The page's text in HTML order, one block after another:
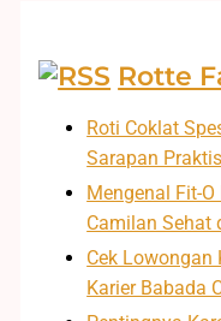
Rotte
Roti Coklat
Sarapan
Mengenal Fit-
Camilan Sehat
Cek Lowongan
Karier Babada